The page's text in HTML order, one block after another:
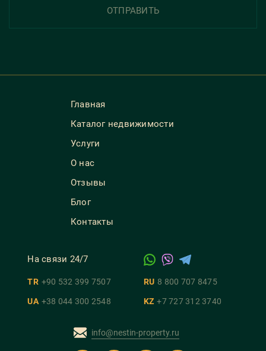
ОТПРАВИТЬ
Главная
Каталог недвижимости
Услуги
О нас
Отзывы
Блог
Контакты
На связи 24/7
TR +90 532 399 7507 RU 8 800 707 8475
UA +38 044 300 2548 KZ +7 727 312 3740
info@nestin-property.ru